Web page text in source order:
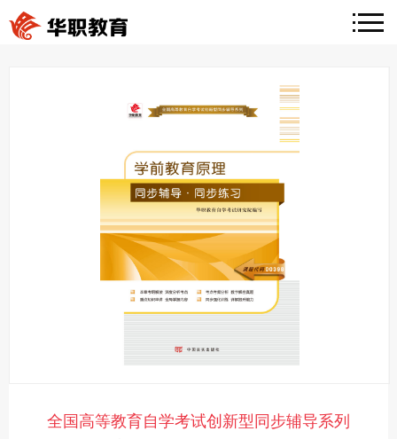
全国高等教育自学考试创新型同步辅导系列